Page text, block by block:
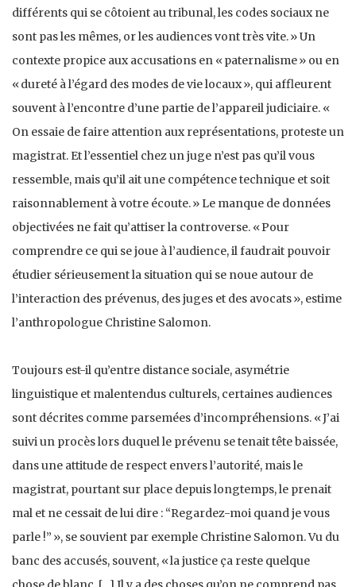
différents qui se côtoient au tribunal, les codes sociaux ne
sont pas les mêmes, or les audiences vont très vite. » Un
contexte propice aux accusations en « paternalisme » ou en
« dureté à l’égard des modes de vie locaux », qui affleurent
souvent à l’encontre d’une partie de l’appareil judiciaire. «
On essaie de faire attention aux représentations, proteste un
magistrat. Et l’essentiel chez un juge n’est pas qu’il vous
ressemble, mais qu’il ait une compétence technique et soit
raisonnablement à votre écoute. » Le manque de données
objectivées ne fait qu’attiser la controverse. « Pour
comprendre ce qui se joue à l’audience, il faudrait pouvoir
étudier sérieusement la situation qui se noue autour de
l’interaction des prévenus, des juges et des avocats », estime
l’anthropologue Christine Salomon.
Toujours est-il qu’entre distance sociale, asymétrie
linguistique et malentendus culturels, certaines audiences
sont décrites comme parsemées d’incompréhensions. « J’ai
suivi un procès lors duquel le prévenu se tenait tête baissée,
dans une attitude de respect envers l’autorité, mais le
magistrat, pourtant sur place depuis longtemps, le prenait
mal et ne cessait de lui dire : “Regardez-moi quand je vous
parle !” », se souvient par exemple Christine Salomon. Vu du
banc des accusés, souvent, « la justice ça reste quelque